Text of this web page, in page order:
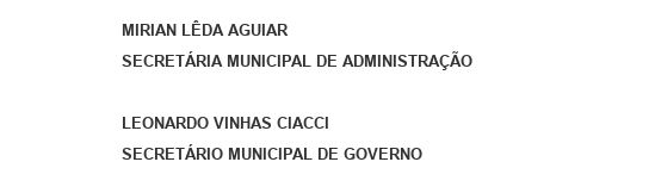
MIRIAN LÊDA AGUIAR
SECRETÁRIA MUNICIPAL DE ADMINISTRAÇÃO
LEONARDO VINHAS CIACCI
SECRETÁRIO MUNICIPAL DE GOVERNO